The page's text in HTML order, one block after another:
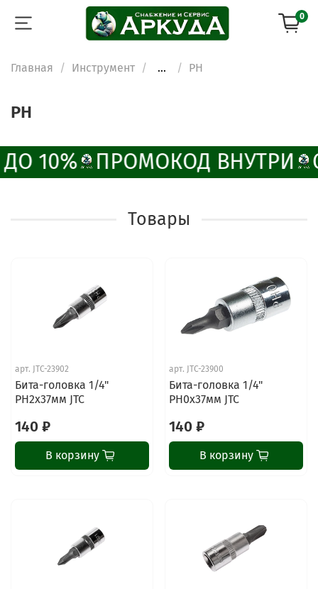
0
Главная Инструмент ... PH
PH
10% ПРОМОКОД ВНУТРИ
Товары
арт. JTC-23902
Бита-головка 1/4"
PH2х37мм JTC
140 ₽
В корзину
арт. JTC-23900
Бита-головка 1/4"
PH0х37мм JTC
140 ₽
В корзину